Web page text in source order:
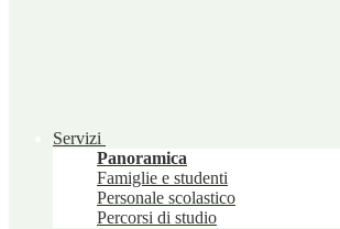
Servizi
Panoramica
Famiglie e studenti
Personale scolastico
Percorsi di studio